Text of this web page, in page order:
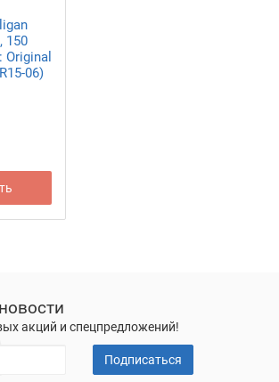
150
Original
06)
акций и спецпредложений!
Подписаться